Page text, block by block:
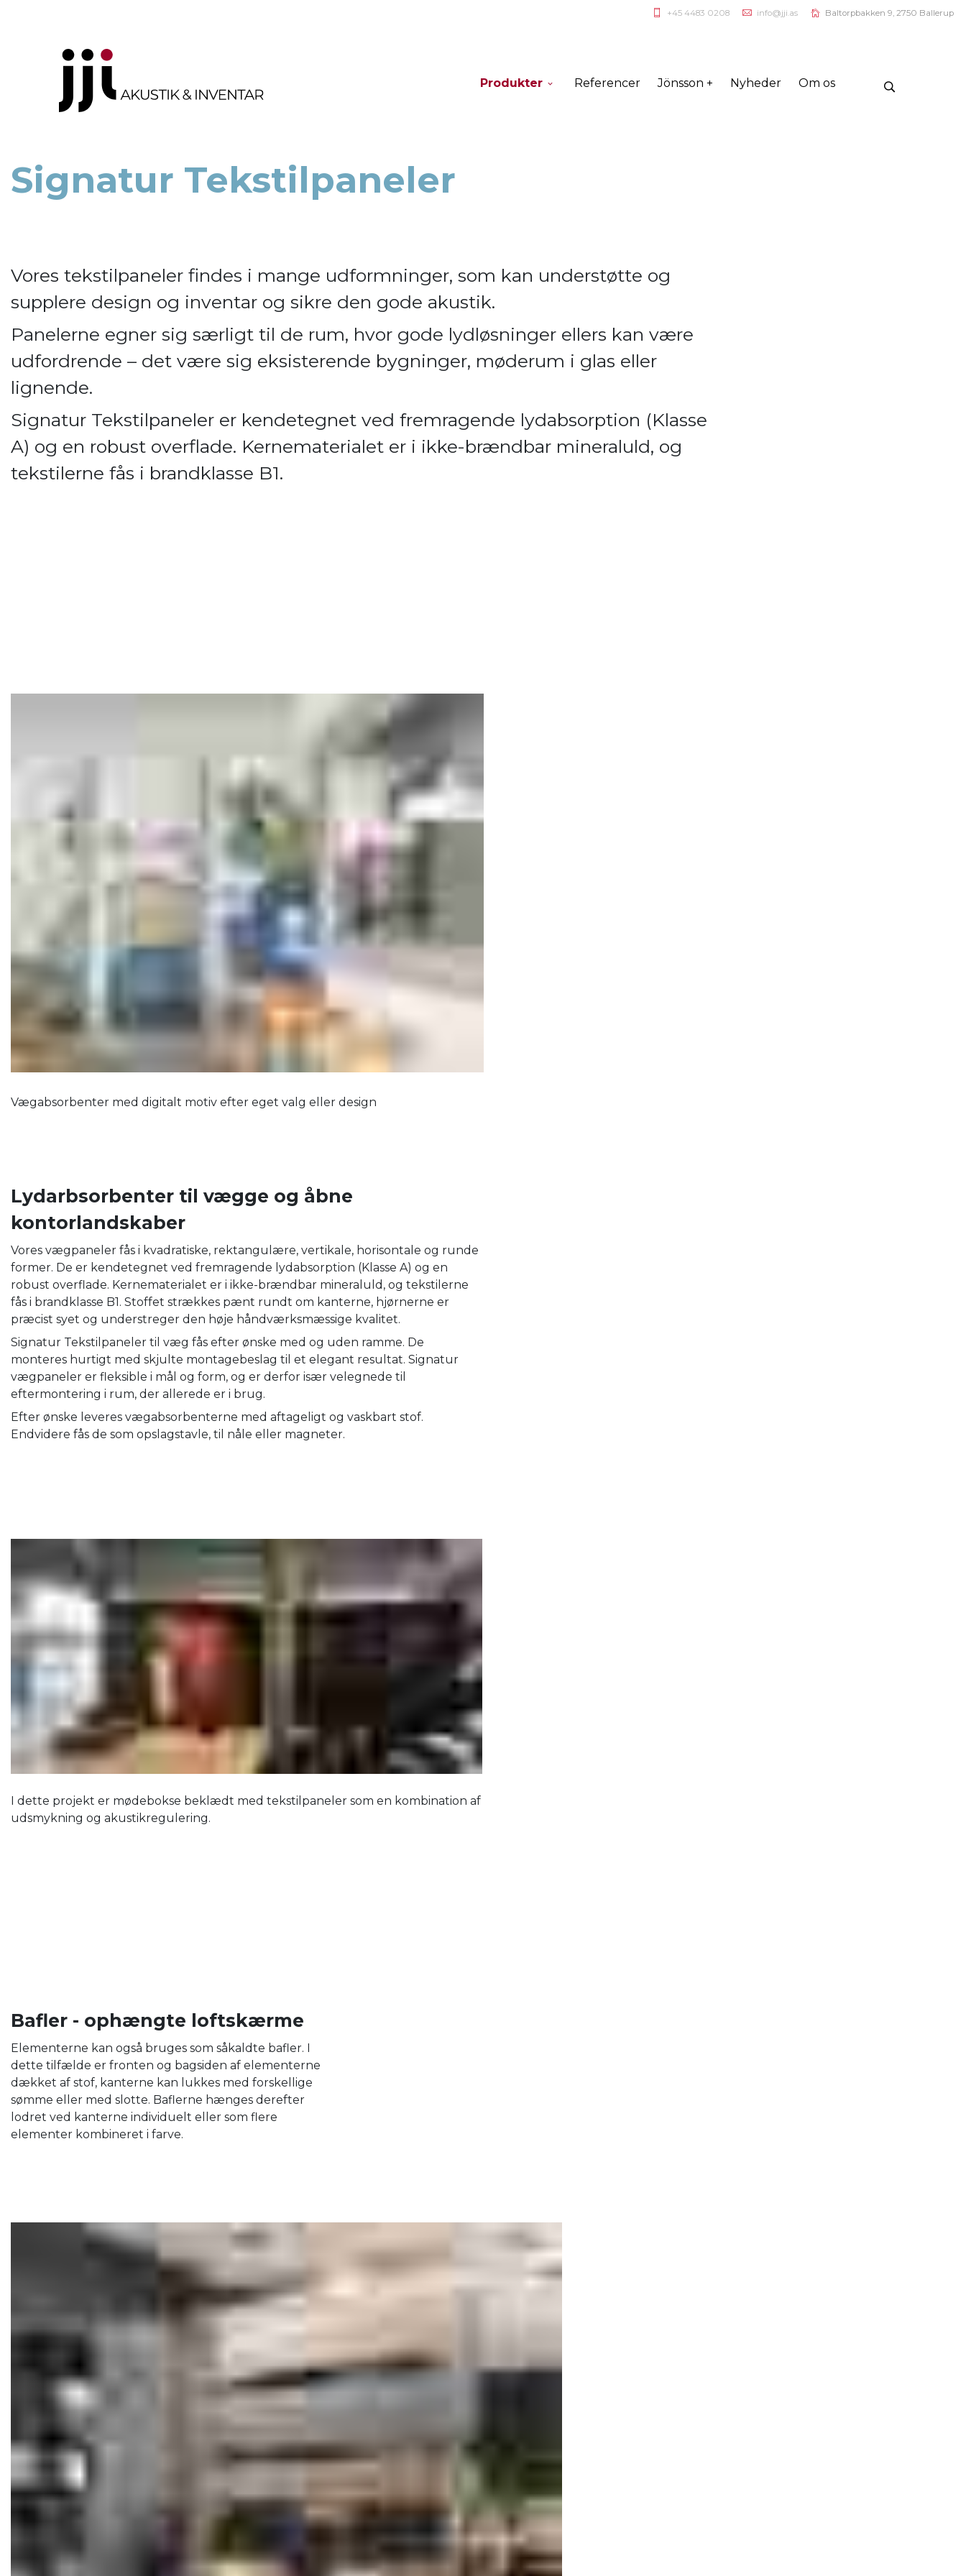
+45 4483 0208 info@jji.as Baltorpbakken 9, 2750 Ballerup
Produkter Referencer Jönsson + Nyheder Om os
Signatur Tekstilpaneler
Vores tekstilpaneler findes i mange udformninger, som kan understøtte og
supplere design og inventar og sikre den gode akustik.
Panelerne egner sig særligt til de rum, hvor gode lydløsninger ellers kan være
udfordrende – det være sig eksisterende bygninger, møderum i glas eller
lignende.
Signatur Tekstilpaneler er kendetegnet ved fremragende lydabsorption (Klasse
A) og en robust overflade. Kernematerialet er i ikke-brændbar mineraluld, og
tekstilerne fås i brandklasse B1.
Vægabsorbenter med digitalt motiv efter eget valg eller design
Lydarbsorbenter til vægge og åbne
kontorlandskaber
Vores vægpaneler fås i kvadratiske, rektangulære, vertikale, horisontale og runde
former. De er kendetegnet ved fremragende lydabsorption (Klasse A) og en
robust overflade. Kernematerialet er i ikke-brændbar mineraluld, og tekstilerne
fås i brandklasse B1. Stoffet strækkes pænt rundt om kanterne, hjørnerne er
præcist syet og understreger den høje håndværksmæssige kvalitet.
Signatur Tekstilpaneler til væg fås efter ønske med og uden ramme. De
monteres hurtigt med skjulte montagebeslag til et elegant resultat. Signatur
vægpaneler er fleksible i mål og form, og er derfor især velegnede til
eftermontering i rum, der allerede er i brug.
Efter ønske leveres vægabsorbenterne med aftageligt og vaskbart stof.
Endvidere fås de som opslagstavle, til nåle eller magneter.
I dette projekt er mødebokse beklædt med tekstilpaneler som en kombination af
udsmykning og akustikregulering.
Bafler - ophængte loftskærme
Elementerne kan også bruges som såkaldte bafler. I
dette tilfælde er fronten og bagsiden af ​​elementerne
dækket af stof, kanterne kan lukkes med forskellige
sømme eller med slotte. Baflerne hænges derefter
lodret ved kanterne individuelt eller som flere
elementer kombineret i farve.